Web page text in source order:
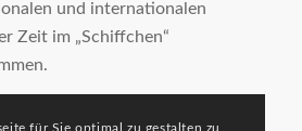
und internationalen
Zeit im „Schiffchen“
für Sie optimal zu gestalten zu